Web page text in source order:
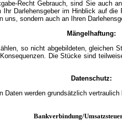
Recht Gebrauch, sind Sie
Darlehensgeber im Hinblick auf
sondern auch an Ihren
Mängelhaftung:
so nicht abgebildeten,
Die Stücke sind
Datenschutz:
Daten werden grundsätzlich
Bankverbindung/